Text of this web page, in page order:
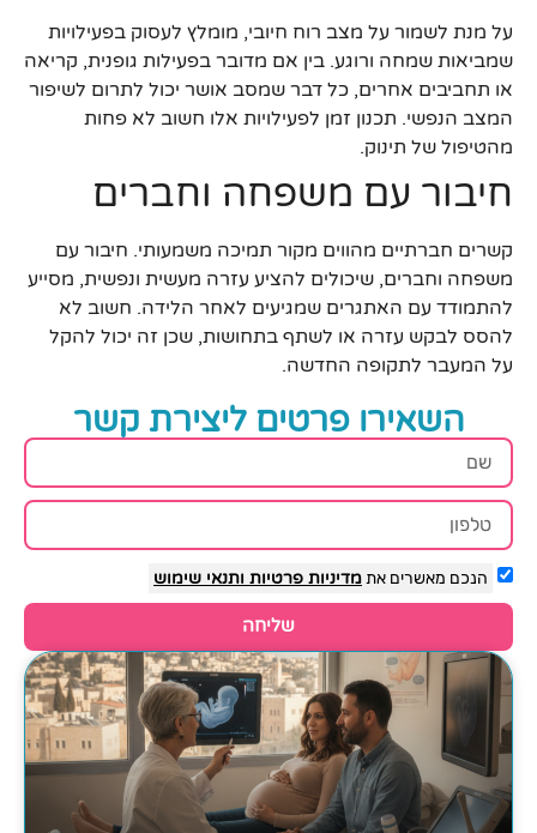
על מנת לשמור על מצב רוח חיובי, מומלץ לעסוק בפעילויות
שמביאות שמחה ורוגע. בין אם מדובר בפעילות גופנית, קריאה
או תחביבים אחרים, כל דבר שמסב אושר יכול לתרום לשיפור
המצב הנפשי. תכנון זמן לפעילויות אלו חשוב לא פחות
מהטיפול של תינוק.
חיבור עם משפחה וחברים
קשרים חברתיים מהווים מקור תמיכה משמעותי. חיבור עם
משפחה וחברים, שיכולים להציע עזרה מעשית ונפשית, מסייע
להתמודד עם האתגרים שמגיעים לאחר הלידה. חשוב לא
להסס לבקש עזרה או לשתף בתחושות, שכן זה יכול להקל
על המעבר לתקופה החדשה.
השאירו פרטים ליצירת קשר
הנכם מאשרים אתמדיניות פרטיות ותנאי שימוש
שליחה